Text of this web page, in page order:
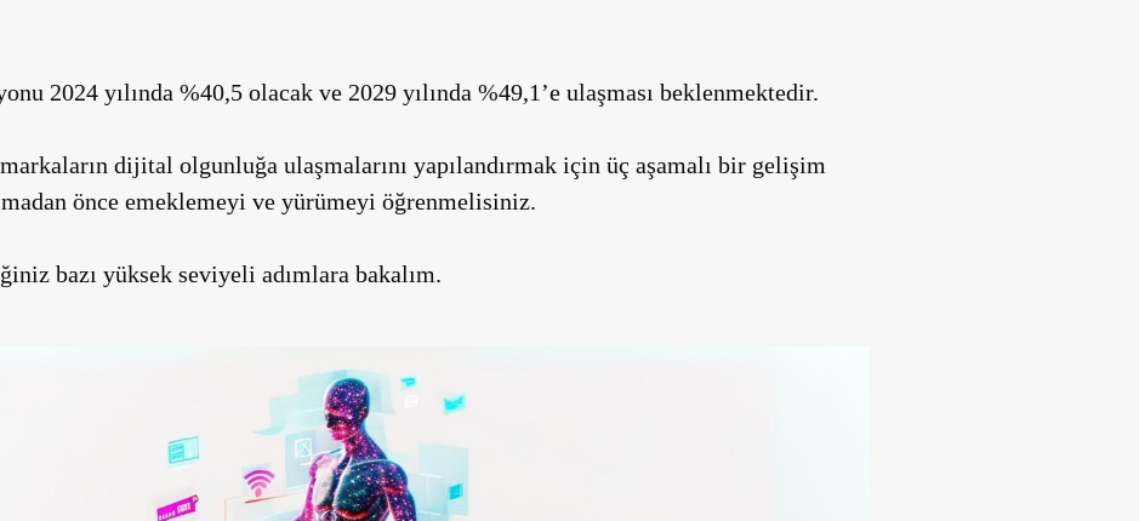
2024 yılında %40,5 olacak ve 2029 yılında %49,1’e ulaşması beklenmektedir.
dijital olgunluğa ulaşmalarını yapılandırmak için üç aşamalı bir gelişim
önce emeklemeyi ve yürümeyi öğrenmelisiniz.
bazı yüksek seviyeli adımlara bakalım.